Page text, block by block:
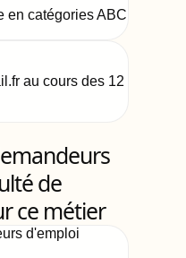
en catégories ABC
au cours des 12
de
ce métier
d'emploi